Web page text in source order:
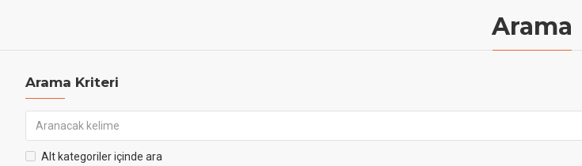
Arama
Arama Kriteri
Alt kategoriler içinde ara